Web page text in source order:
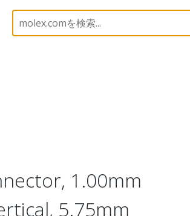
52610 526100934
1.00mm
5.75mm